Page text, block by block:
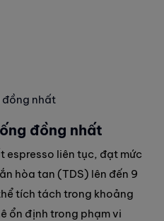
đồng nhất
espresso liên tục, đạt mức
hòa tan (TDS) lên đến 9
tích tách trong khoảng
ổn định trong phạm vi